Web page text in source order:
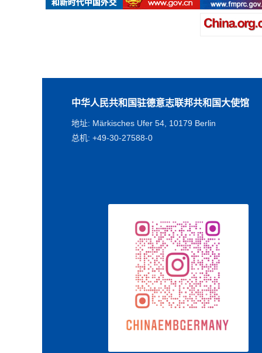
中华人民共和国驻德意志联邦共和国大使馆
地址: Märkisches Ufer 54, 10179 Berlin
总机: +49-30-27588-0